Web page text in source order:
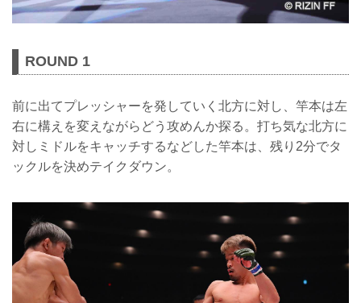
ROUND 1
前に出てプレッシャーを発していく北方に対し、竿本は左
右に構えを変えながらどう攻めんか探る。打ち気な北方に
対しミドルをキャッチするなどした竿本は、残り2分でタ
ックルを決めテイクダウン。